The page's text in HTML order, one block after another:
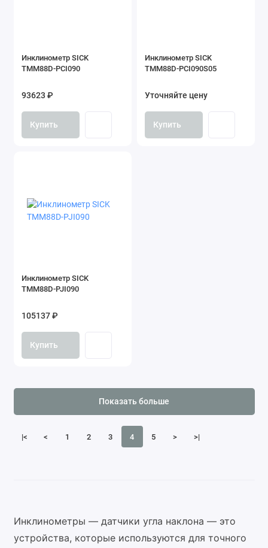
Инклинометр SICK
TMM88D-PCI090
93623 ₽
Купить
Инклинометр SICK
TMM88D-PCI090S05
Уточняйте цену
Купить
Инклинометр SICK
TMM88D-PJI090
105137 ₽
Купить
|< < 1 2 3 4 5 > >|
Показать больше
Инклинометры — датчики угла наклона — это
устройства, которые используются для точного